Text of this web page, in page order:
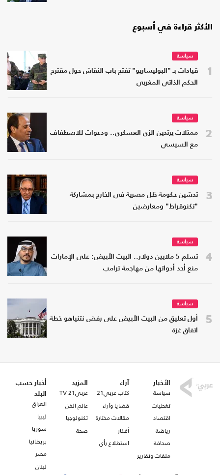
الأكثر قراءة في أسبوع
1
سياسة
قيادات بـ "البوليساريو" تفتح باب النقاش حول مقترح
الحكم الذاتي المغربي
2
سياسة
ممثلات يرتدين الزي العسكري.. ودعوات للاصطفاف
مع السيسي
3
سياسة
تدشين حكومة ظل مصرية في الخارج بمشاركة
"تكنوقراط" ومعارضين
4
سياسة
تسلم 5 ملايين دولار.. البيت الأبيض: على الإمارات
منع أحد أدواتها من مهاجمة ترامب
5
سياسة
أول تعليق من البيت الأبيض على رفض نتنياهو خطة
اتفاق غزة
الأخبار
سياسة
تغطيات
اقتصاد
رياضة
صحافة
ملفات وتقارير
آراء
كتاب عربي21
قضايا وآراء
مقالات مختارة
أفكار
استطلاع رأي
المزيد
عربي21 TV
عالم الفن
تكنولوجيا
صحة
أخبار حسب
البلد
العراق
ليبيا
سوريا
بريطانيا
مصر
لبنان